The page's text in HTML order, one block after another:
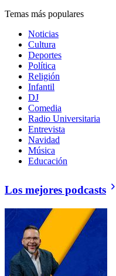
Temas más populares
Noticias
Cultura
Deportes
Política
Religión
Infantil
DJ
Comedia
Radio Universitaria
Entrevista
Navidad
Música
Educación
Los mejores podcasts